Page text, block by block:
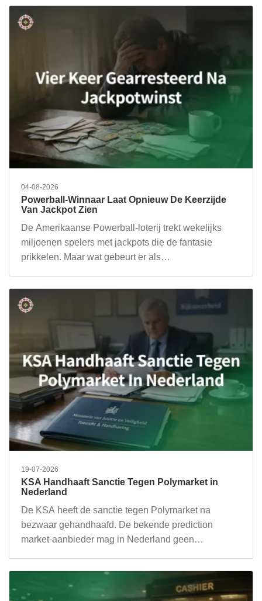
04-08-2026
Powerball-Winnaar Laat Opnieuw De Keerzijde
Van Jackpot Zien
De Amerikaanse Powerball-loterij trekt wekelijks
miljoenen spelers met jackpots die de fantasie
prikkelen. Maar wat gebeurt er als…
19-07-2026
KSA Handhaaft Sanctie Tegen Polymarket in
Nederland
De KSA heeft de sanctie tegen Polymarket na
bezwaar gehandhaafd. De bekende prediction
market-aanbieder mag in Nederland geen…